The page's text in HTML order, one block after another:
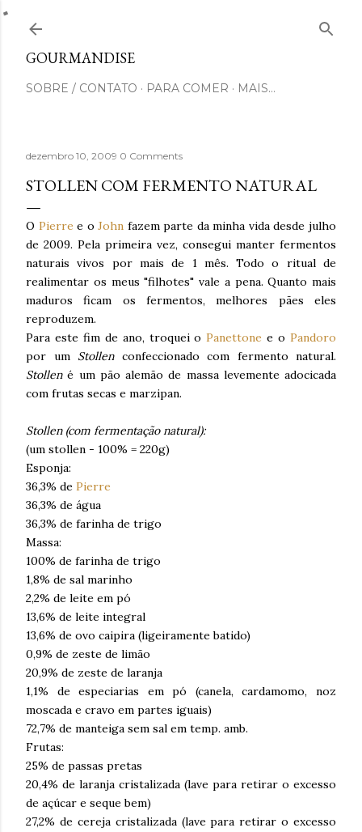
GOURMANDISE
SOBRE / CONTATO PARA COMER MAIS…
dezembro 10, 2009 0 Comments
STOLLEN COM FERMENTO NATURAL
O Pierre e oJohn fazem parte da minha vida desde julho
de 2009. Pela primeira vez, consegui manter fermentos
naturais vivos por mais de 1 mês. Todo o ritual de
realimentar os meus "filhotes" vale a pena. Quanto mais
maduros ficam os fermentos, melhores pães eles
reproduzem.
Para este fim de ano, troquei oPanettone e oPandoro
por um Stollenconfeccionado com fermento natural.
Stollené um pão alemão de massa levemente adocicada
com frutas secas e marzipan.
Stollen (com fermentação natural):
(um stollen - 100% = 220g)
Esponja:
36,3% de Pierre
36,3% de água
36,3% de farinha de trigo
Massa:
100% de farinha de trigo
1,8% de sal marinho
2,2% de leite em pó
13,6% de leite integral
13,6% de ovo caipira (ligeiramente batido)
0,9% de zeste de limão
20,9% de zeste de laranja
1,1% de especiarias em pó (canela, cardamomo, noz
moscada e cravo em partes iguais)
72,7% de manteiga sem sal em temp. amb.
Frutas:
25% de passas pretas
20,4% de laranja cristalizada (lave para retirar o excesso
de açúcar e seque bem)
27,2% de cereja cristalizada (lave para retirar o excesso